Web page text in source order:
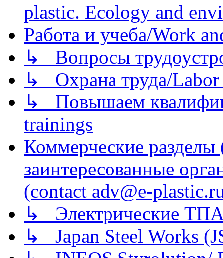
plastic. Ecology and
Работа и учеба/Work
↳ Вопросы
↳ Охрана труда/Labor
↳ Повышаем
trainings
Коммерческие
заинтересованные
(contact adv@e-
↳ Электрические
↳ Japan Steel Works